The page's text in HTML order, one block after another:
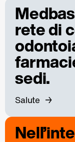
rete di
sedi.
Salute